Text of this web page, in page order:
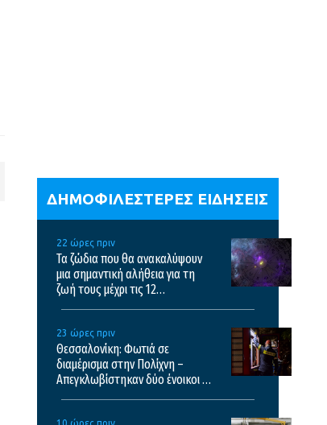
ΔΗΜΟΦΙΛΕΣΤΕΡΕΣ ΕΙΔΗΣΕΙΣ
22 ώρες πριν
Τα ζώδια που θα ανακαλύψουν
μια σημαντική αλήθεια για τη
ζωή τους μέχρι τις 12
23 ώρες πριν
Θεσσαλονίκη: Φωτιά σε
διαμέρισμα στην Πολίχνη –
Απεγκλωβίστηκαν δύο ένοικοι –
10 ώρες πριν